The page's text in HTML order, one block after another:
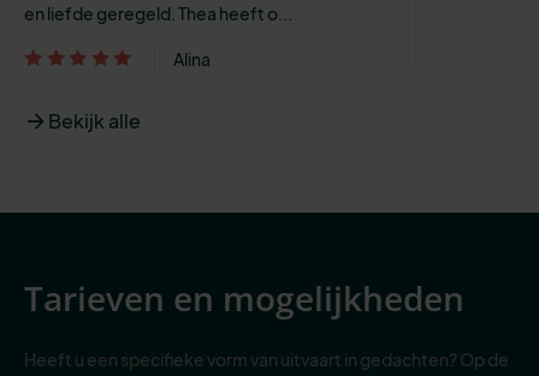
en liefde geregeld. Thea heeft o...
Alina
Bekijk alle
Tarieven en mogelijkheden
Heeft u een specifieke vorm van uitvaart in gedachten? Op de